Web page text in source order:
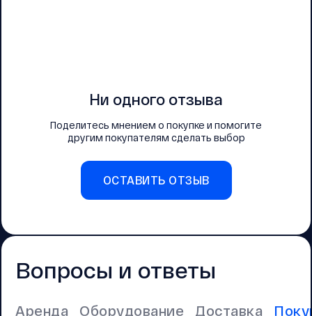
Ни одного отзыва
Поделитесь мнением о покупке и помогите
другим покупателям сделать выбор
ОСТАВИТЬ ОТЗЫВ
Вопросы и ответы
Аренда Оборудование Доставка